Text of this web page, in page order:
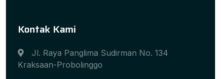
Kontak Kami
Jl. Raya Panglima Sudirman No. 134
Kraksaan-Probolinggo